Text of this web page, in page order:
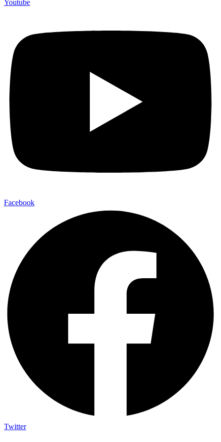
Youtube
Facebook
Twitter